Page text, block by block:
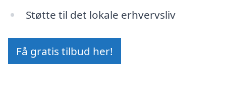
Støtte til det lokale erhvervsliv
Få gratis tilbud her!